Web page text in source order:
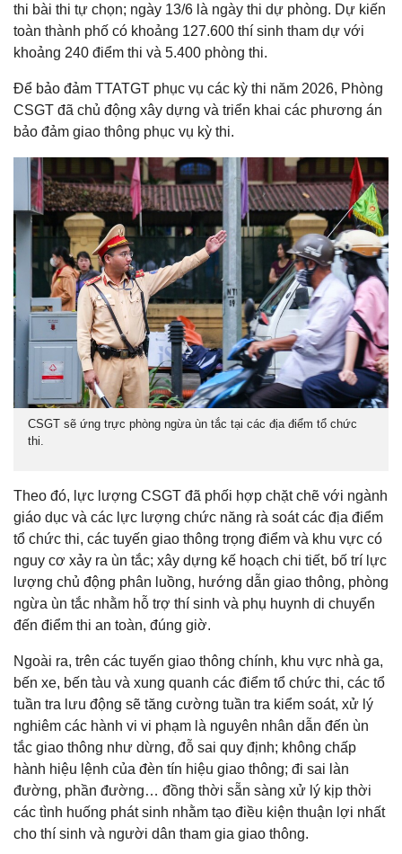
thi bài thi tự chọn; ngày 13/6 là ngày thi dự phòng. Dự kiến
toàn thành phố có khoảng 127.600 thí sinh tham dự với
khoảng 240 điểm thi và 5.400 phòng thi.
Để bảo đảm TTATGT phục vụ các kỳ thi năm 2026, Phòng
CSGT đã chủ động xây dựng và triển khai các phương án
bảo đảm giao thông phục vụ kỳ thi.
CSGT sẽ ứng trực phòng ngừa ùn tắc tại các địa điểm tổ chức
thi.
Theo đó, lực lượng CSGT đã phối hợp chặt chẽ với ngành
giáo dục và các lực lượng chức năng rà soát các địa điểm
tổ chức thi, các tuyến giao thông trọng điểm và khu vực có
nguy cơ xảy ra ùn tắc; xây dựng kế hoạch chi tiết, bố trí lực
lượng chủ động phân luồng, hướng dẫn giao thông, phòng
ngừa ùn tắc nhằm hỗ trợ thí sinh và phụ huynh di chuyển
đến điểm thi an toàn, đúng giờ.
Ngoài ra, trên các tuyến giao thông chính, khu vực nhà ga,
bến xe, bến tàu và xung quanh các điểm tổ chức thi, các tổ
tuần tra lưu động sẽ tăng cường tuần tra kiểm soát, xử lý
nghiêm các hành vi vi phạm là nguyên nhân dẫn đến ùn
tắc giao thông như dừng, đỗ sai quy định; không chấp
hành hiệu lệnh của đèn tín hiệu giao thông; đi sai làn
đường, phần đường… đồng thời sẵn sàng xử lý kịp thời
các tình huống phát sinh nhằm tạo điều kiện thuận lợi nhất
cho thí sinh và người dân tham gia giao thông.